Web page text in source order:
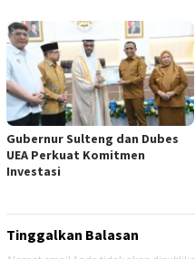
Gubernur Sulteng dan Dubes
UEA Perkuat Komitmen
Investasi
Tinggalkan Balasan